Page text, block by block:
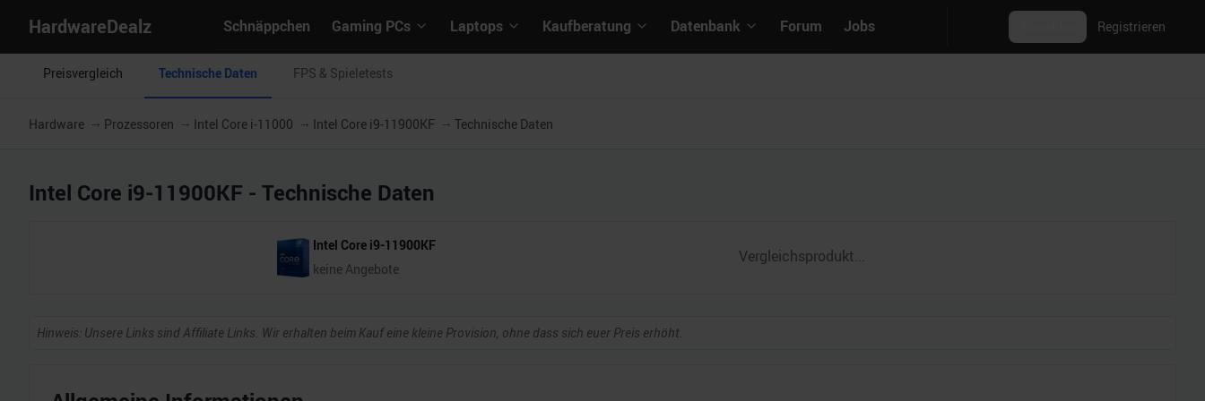
HardwareDealz Schnäppchen Gaming PCs Laptops Kaufberatung Datenbank Forum Jobs Registrieren
Preisvergleich Technische Daten FPS & Spieletests
Hardware Prozessoren Intel Core i-11000 Intel Core i9-11900KF Technische Daten
Intel Core i9-11900KF - Technische Daten
Intel Core i9-11900KF
keine Angebote
Hinweis: Unsere Links sind Affiliate Links. Wir erhalten beim Kauf eine kleine Provision, ohne dass sich euer Preis erhöht.